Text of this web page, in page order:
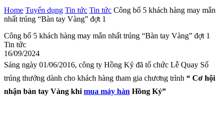
Home Tuyển dụng Tin tức Tin tức Công bố 5 khách hàng may mắn
nhất trúng “Bàn tay Vàng” đợt 1
Công bố 5 khách hàng may mắn nhất trúng “Bàn tay Vàng” đợt 1
Tin tức
16/09/2024
Sáng ngày 01/06/2016, công ty Hồng Ký đã tổ chức Lễ Quay Số
trúng thưởng dành cho khách hàng tham gia chương trình “ Cơ hội
nhận bàn tay Vàng khi mua máy hàn Hồng Ký”